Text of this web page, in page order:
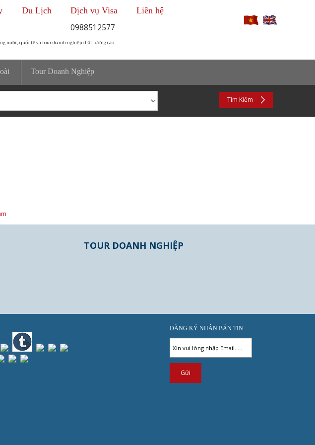
0988512577
nước, quốc tế và tour doanh nghiệp chất lượng cao.
Du Lịch Dịch vụ Visa Liên hệ
Tour Doanh Nghiệp
Tìm Kiếm
TOUR DOANH NGHIỆP
ĐĂNG KÝ NHẬN BẢN TIN